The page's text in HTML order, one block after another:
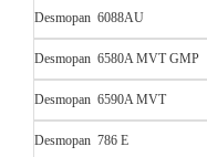
Desmopan 6088AU
Desmopan 6580A MVT GMP
Desmopan 6590A MVT
Desmopan 786 E